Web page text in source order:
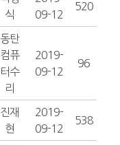
식
09-12
520
동탄
컴퓨
터수
리
2019-
09-12
96
진재
현
2019-
09-12
538